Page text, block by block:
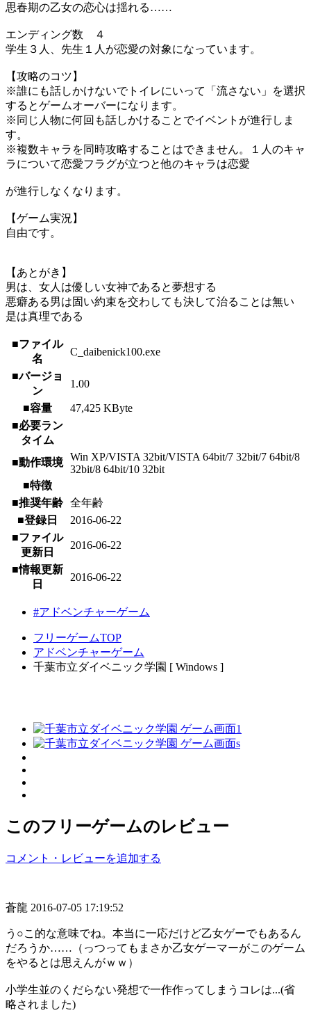
思春期の乙女の恋心は揺れる……
エンディング数 ４
学生３人、先生１人が恋愛の対象になっています。
【攻略のコツ】
※誰にも話しかけないでトイレにいって「流さない」を選択
するとゲームオーバーになります。
※同じ人物に何回も話しかけることでイベントが進行しま
す。
※複数キャラを同時攻略することはできません。１人のキャ
ラについて恋愛フラグが立つと他のキャラは恋愛
が進行しなくなります。
【ゲーム実況】
自由です。
【あとがき】
男は、女人は優しい女神であると夢想する
悪癖ある男は固い約束を交わしても決して治ることは無い
是は真理である
■ファイル
名
C_daibenick100.exe
■バージョ
ン
1.00
■容量
47,425 KByte
■必要ラン
タイム
■動作環境 Win XP/VISTA 32bit/VISTA 64bit/7 32bit/7 64bit/8
32bit/8 64bit/10 32bit
■特徴
■推奨年齢 全年齢
■登録日
2016-06-22
■ファイル
更新日
2016-06-22
■情報更新
日
2016-06-22
#アドベンチャーゲーム
フリーゲームTOP
アドベンチャーゲーム
千葉市立ダイベニック学園 [ Windows ]
このフリーゲームのレビュー
コメント・レビューを追加する
蒼龍 2016-07-05 17:19:52
う○こ的な意味でね。本当に一応だけど乙女ゲーでもあるん
だろうか……（っつってもまさか乙女ゲーマーがこのゲーム
をやるとは思えんがｗｗ）
小学生並のくだらない発想で一作作ってしまうコレは...(省
略されました)